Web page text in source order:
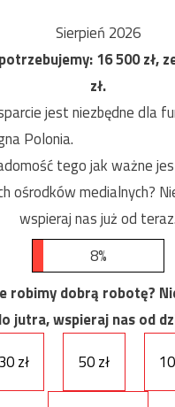
Sierpień 2026
16 500zł,
zł.
jest niezbędne dla
Polonia.
tego jak ważne
ośrodków medialnych?
wspieraj nas już od teraz.
8%
robimy dobrą robotę?
jutra, wspieraj nas od
30 zł
50 zł